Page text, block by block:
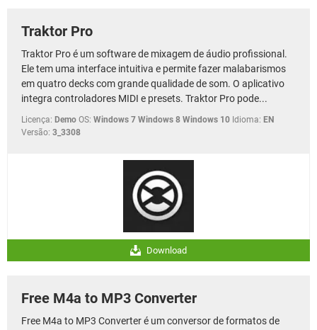
Traktor Pro
Traktor Pro é um software de mixagem de áudio profissional.
Ele tem uma interface intuitiva e permite fazer malabarismos
em quatro decks com grande qualidade de som. O aplicativo
integra controladores MIDI e presets. Traktor Pro pode...
Licença: Demo OS: Windows 7 Windows 8 Windows 10 Idioma: EN
Versão: 3_3308
Download
Free M4a to MP3 Converter
Free M4a to MP3 Converter é um conversor de formatos de